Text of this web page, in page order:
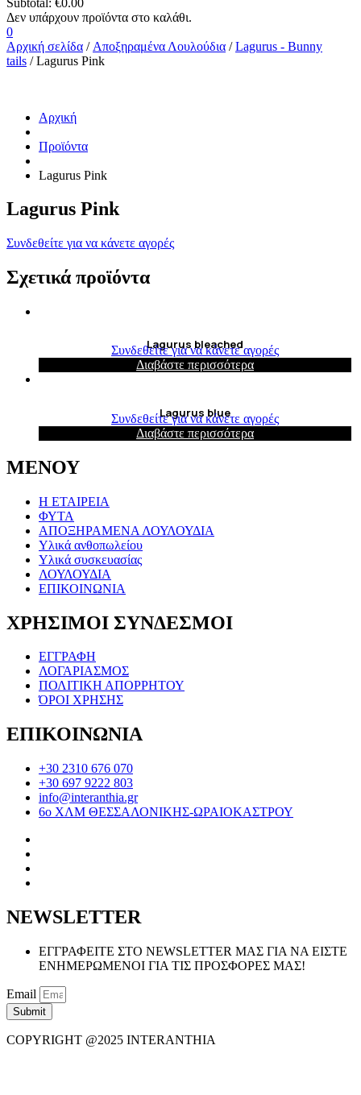
0
Αρχική σελίδα / Αποξηραμένα Λουλούδια /Lagurus - Bunny
tails / Lagurus Pink
Αρχική
Προϊόντα
Lagurus Pink
Lagurus Pink
Συνδεθείτε για να κάνετε αγορές
Σχετικά προϊόντα
Lagurus bleached
Συνδεθείτε για να κάνετε αγορές
Διαβάστε περισσότερα
Lagurus blue
Συνδεθείτε για να κάνετε αγορές
Διαβάστε περισσότερα
ΜΕΝΟΥ
Η ΕΤΑΙΡΕΙΑ
ΦΥΤΑ
ΑΠΟΞΗΡΑΜΕΝΑ ΛΟΥΛΟΥΔΙΑ
Υλικά ανθοπωλείου
Υλικά συσκευασίας
ΛΟΥΛΟΥΔΙΑ
ΕΠΙΚΟΙΝΩΝΙΑ
ΧΡΗΣΙΜΟΙ ΣΥΝΔΕΣΜΟΙ
ΕΓΓΡΑΦΗ
ΛΟΓΑΡΙΑΣΜΟΣ
ΠΟΛΙΤΙΚΗ ΑΠΟΡΡΗΤΟΥ
ΌΡΟΙ ΧΡΗΣΗΣ
ΕΠΙΚΟΙΝΩΝΙΑ
+30 2310 676 070
+30 697 9222 803
info@interanthia.gr
6ο ΧΛΜ ΘΕΣΣΑΛΟΝΙΚΗΣ-ΩΡΑΙΟΚΑΣΤΡΟΥ
NEWSLETTER
ΕΓΓΡΑΦΕΙΤΕ ΣΤΟ NEWSLETTER ΜΑΣ ΓΙΑ ΝΑ ΕΙΣΤΕ
ΕΝΗΜΕΡΩΜΕΝΟΙ ΓΙΑ ΤΙΣ ΠΡΟΣΦΟΡΕΣ ΜΑΣ!
Email
Submit
COPYRIGHT @2025 INTERANTHIA